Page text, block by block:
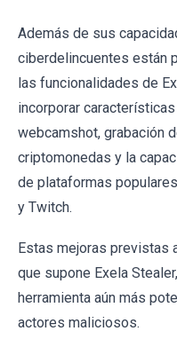
Además de sus
ciberdelincuentes están
las funcionalidades de
incorporar
webcamshot, grabación
criptomonedas y la
de plataformas
y Twitch.
Estas mejoras previstas
que supone Exela
herramienta aún más
actores maliciosos.